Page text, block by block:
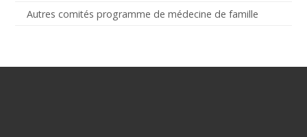
Autres comités programme de médecine de famille